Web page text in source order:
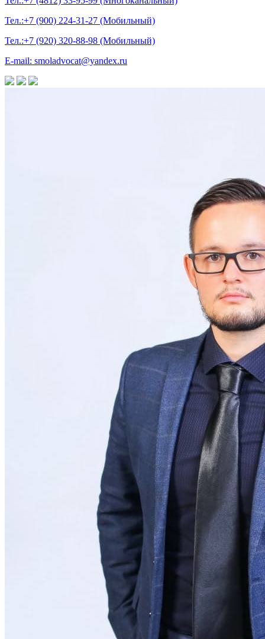
Тел.:+7 (900) 224-31-27 (Мобильный)
Тел.:+7 (920) 320-88-98 (Мобильный)
E-mail: smoladvocat@yandex.ru